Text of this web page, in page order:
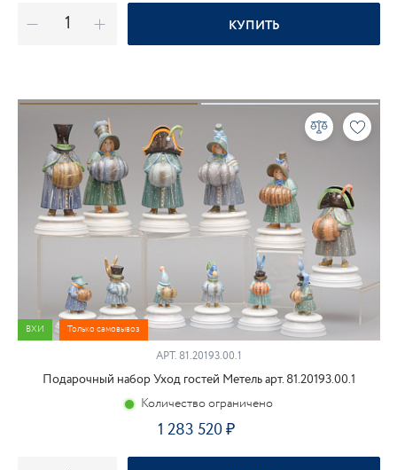
КУПИТЬ
ВХИ Только самовывоз
АРТ. 81.20193.00.1
Подарочный набор Уход гостей Метель арт. 81.20193.00.1
Количество ограничено
1 283 520